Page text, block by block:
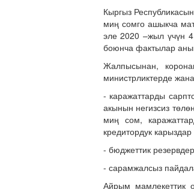
Кыргыз
миң сомго ашыкча
эле 2020 –жыл үчүн
боюнча фактылар
Жалпысынан,
министрликтерде
- каражаттарды
акынын негизсиз
миң сом,
кредитордук
- бюджеттик
- сарамжалсыз
Айрым мамлекеттик